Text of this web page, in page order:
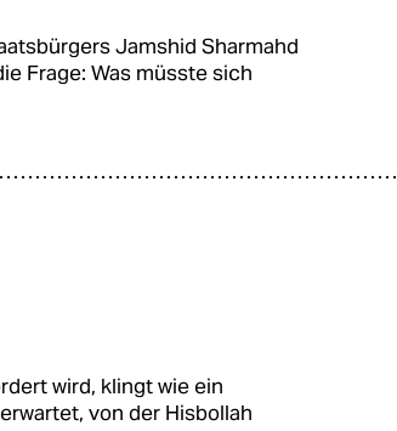
Jam­shid Sharmahd
Frage: Was müsste sich
wird, klingt wie ein
von der Hisbollah